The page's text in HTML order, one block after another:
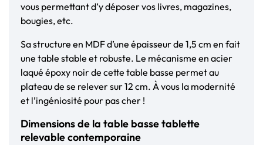
vous permettant d’y déposer vos livres, magazines,
bougies, etc.
Sa structure en MDF d’une épaisseur de 1,5 cm en fait
une table stable et robuste. Le mécanisme en acier
laqué époxy noir de cette table basse permet au
plateau de se relever sur 12 cm. À vous la modernité
et l’ingéniosité pour pas cher !
Dimensions de la table basse tablette
relevable contemporaine